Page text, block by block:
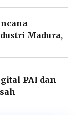
Madura,
PAI dan